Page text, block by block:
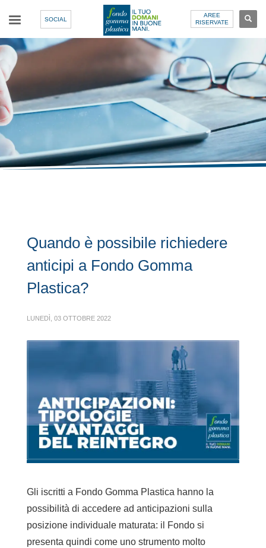
SOCIAL
AREE
RISERVATE
Quando è possibile richiedere
anticipi a Fondo Gomma
Plastica?
LUNEDÌ, 03 OTTOBRE 2022
Gli iscritti a Fondo Gomma Plastica hanno la
possibilità di accedere ad anticipazioni sulla
posizione individuale maturata: il Fondo si
presenta quindi come uno strumento molto